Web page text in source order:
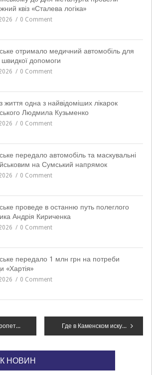
квіз «Сталева логіка»
0 Comment
отримало медичний автомобіль для
швидкої допомоги
0 Comment
життя одна з найвідоміших лікарок
Людмила Кузьменко
0 Comment
передало автомобіль та маскувальні
на Сумський напрямок
0 Comment
проведе в останню путь полеглого
Андрія Кириченка
0 Comment
передало 1 млн грн на потреби
«Хартія»
0 Comment
Учителям Днепропетровщины предлагают присоединиться к бесплатной учебной поездке в Финляндию Где в Каменском искупаться на Крещение
НОВИН